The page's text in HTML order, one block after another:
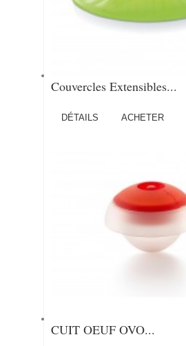
Couvercles Extensibles...
DÉTAILS ACHETER
CUIT OEUF OVO...